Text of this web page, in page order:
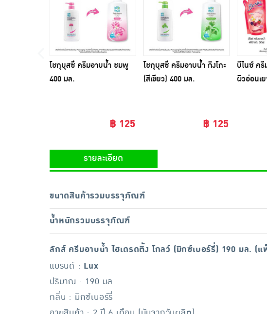
โชกุบุสซึ ครีมอาบน้ำ ชมพู
400 มล.
฿ 125
โชกุบุสซึ ครีมอาบน้ำ กิงโกะ
(สีเขียว) 400 มล.
฿ 125
บีไนซ์ ค
ผิวอ่อนเ
รายละเอียด
ขนาดสินค้ารวมบรรจุภัณฑ์
น้ำหนักรวมบรรจุภัณฑ์
ลักส์ ครีมอาบน้ำ ไฮเดรดติ้ง โกลว์ (มิกซ์เบอร์รี่) 190 มล. (
แบรนด์ : Lux
ปริมาณ : 190 มล.
กลิ่น : มิกซ์เบอร์รี่